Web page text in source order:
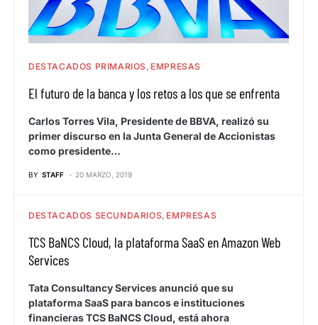
DESTACADOS PRIMARIOS EMPRESAS
El futuro de la banca y los retos a los que se enfrenta
Carlos Torres Vila, Presidente de BBVA, realizó su
primer discurso en la Junta General de Accionistas
como presidente…
BY STAFF 20 MARZO, 2019
DESTACADOS SECUNDARIOS EMPRESAS
TCS BaNCS Cloud, la plataforma SaaS en Amazon Web
Services
Tata Consultancy Services anunció que su
plataforma SaaS para bancos e instituciones
financieras TCS BaNCS Cloud, está ahora